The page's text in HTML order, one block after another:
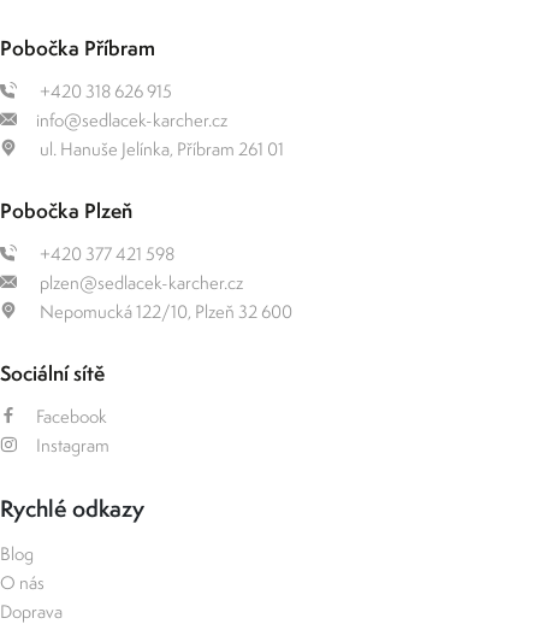
Pobočka Příbram
+420 318 626 915
info@sedlacek-karcher.cz
ul. Hanuše Jelínka, Příbram 261 01
Pobočka Plzeň
+420 377 421 598
plzen@sedlacek-karcher.cz
Nepomucká 122/10, Plzeň 32 600
Sociální sítě
Facebook
Instagram
Rychlé odkazy
Blog
O nás
Doprava